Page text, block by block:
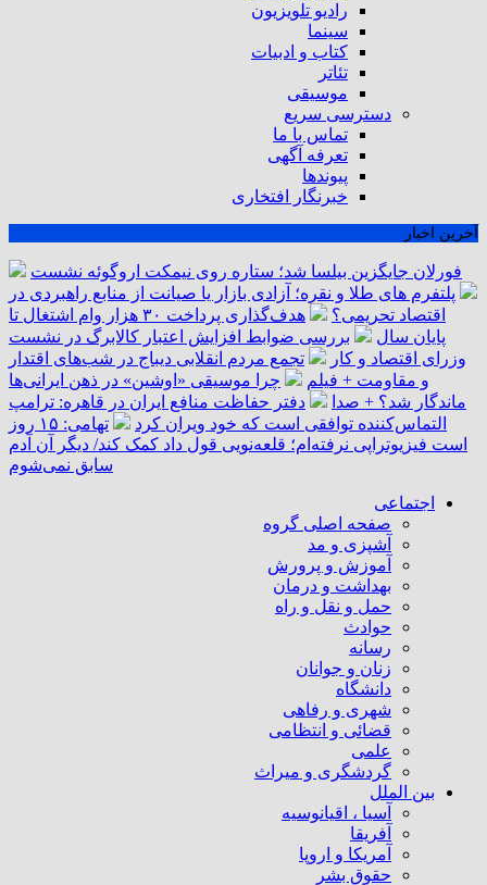
رادیو تلویزیون
سینما
کتاب و ادبیات
تئاتر
موسیقی
دسترسی سریع
تماس با ما
تعرفه آگهی
پیوندها
خبرنگار افتخاری
آخرین اخبار
فورلان جایگزین بیلسا شد؛ ستاره روی نیمکت اروگوئه نشست
پلتفرم ‌های طلا و نقره؛ آزادی بازار یا صیانت از منابع راهبردی در
اقتصاد تحریمی؟
هدف‌گذاری پرداخت ۳۰ هزار وام اشتغال تا
پایان سال
بررسی ضوابط افزایش اعتبار کالابرگ در نشست
وزرای اقتصاد و کار
تجمع مردم انقلابی دیباج در شب‌های اقتدار
و مقاومت + فیلم
چرا موسیقی «اوشین» در ذهن ایرانی‌ها
ماندگار شد؟ + صدا
دفتر حفاظت منافع ایران در قاهره: ترامپ
التماس‌کننده توافقی است که خود ویران کرد
تهامی: ۱۵ روز
است فیزیوتراپی نرفته‌ام؛ قلعه‌نویی قول داد کمک کند/ دیگر آن آدم
سابق نمی‌شوم
اجتماعی
صفحه اصلی گروه
آشپزی و مد
آموزش و پرورش
بهداشت و درمان
حمل و نقل و راه
حوادث
رسانه
زنان و جوانان
دانشگاه
شهری و رفاهی
قضائی و انتظامی
علمی
گردشگری و میراث
بین الملل
آسیا ، اقیانوسیه
آفریقا
آمریکا و اروپا
حقوق بشر